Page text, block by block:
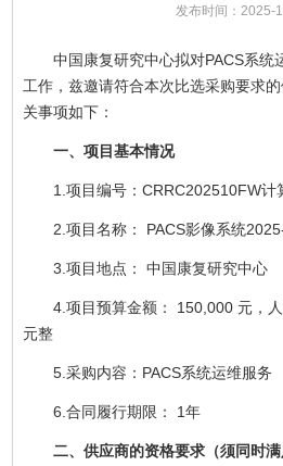
发布时间：2025-
中国康复研究中心拟对PACS系统
工作，兹邀请符合本次比选采购要求
关事项如下：
一、项目基本情况
1.项目编号：CRRC202510FW计
2.项目名称： PACS影像系统
3.项目地点： 中国康复研究中心
4.项目预算金额： 150,000 元，人
元整
5.采购内容：PACS系统运维服务
6.合同履行期限： 1年
二、供应商的资格要求（须同时满